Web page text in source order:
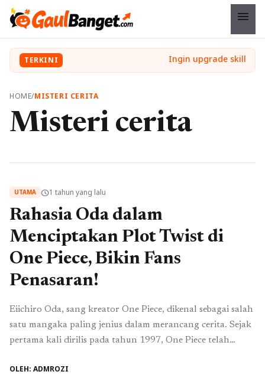
menu
TERKINI
HOME/MISTERI CERITA
Misteri cerita
UTAMA schedule1 tahun yang lalu
Rahasia Oda dalam
Menciptakan Plot Twist di
One Piece, Bikin Fans
Penasaran!
Eiichiro Oda, sang kreator One Piece, dikenal sebagai salah
satu mangaka paling jenius dalam merancang cerita. Sejak
pertama kali dirilis pada tahun 1997, One Piece telah
dengan alur yang kompleks, karakter yang mendalam, dan
OLEH: ADMROZI